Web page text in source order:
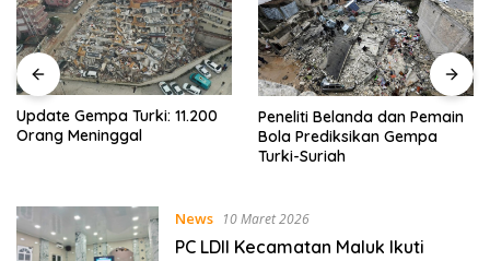
Update Gempa Turki: 11.200
Orang Meninggal
Peneliti Belanda dan Pemain
Bola Prediksikan Gempa
Turki-Suriah
News 10 Maret 2026
PC LDII Kecamatan Maluk Ikuti